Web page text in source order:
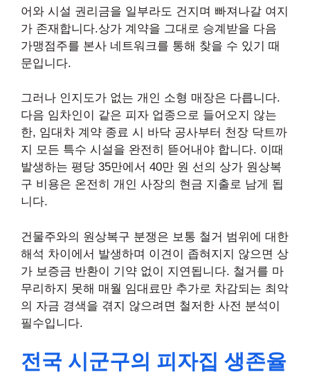
어와 시설 권리금을 일부라도 건지며 빠져나갈 여지
가 존재합니다.상가 계약을 그대로 승계받을 다음
가맹점주를 본사 네트워크를 통해 찾을 수 있기 때
문입니다.
그러나 인지도가 없는 개인 소형 매장은 다릅니다.
다음 임차인이 같은 피자 업종으로 들어오지 않는
한, 임대차 계약 종료 시 바닥 공사부터 천장 닥트까
지 모든 특수 시설을 완전히 뜯어내야 합니다. 이때
발생하는 평당 35만에서 40만 원 선의 상가 원상복
구 비용은 온전히 개인 사장의 현금 지출로 남게 됩
니다.
건물주와의 원상복구 분쟁은 보통 철거 범위에 대한
해석 차이에서 발생하며 이견이 좁혀지지 않으면 상
가 보증금 반환이 기약 없이 지연됩니다. 철거를 마
무리하지 못해 매월 임대료만 추가로 차감되는 최악
의 자금 경색을 겪지 않으려면 철저한 사전 분석이
필수입니다.
전국 시군구의 피자집 생존율